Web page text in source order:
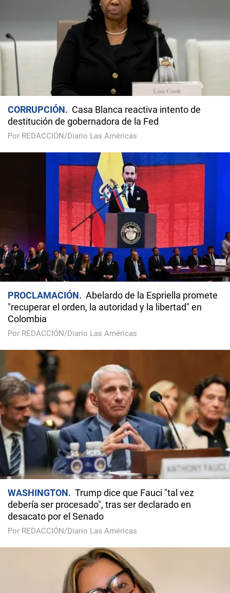
CORRUPCIÓN
Casa Blanca reactiva intento de
destitución de gobernadora de la Fed
Por REDACCIÓN/Diario Las Américas
PROCLAMACIÓN
Abelardo de la Espriella promete
"recuperar el orden, la autoridad y la libertad" en
Colombia
Por REDACCIÓN/Diario Las Américas
WASHINGTON
Trump dice que Fauci "tal vez
debería ser procesado", tras ser declarado en
desacato por el Senado
Por REDACCIÓN/Diario Las Américas